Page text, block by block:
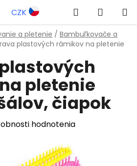
CZK Hľadať
KOŠÍK
a pletenie / Bambuľkovače a
plastových rámikov na pletenie
pletenie
čiapok
hodnotenia